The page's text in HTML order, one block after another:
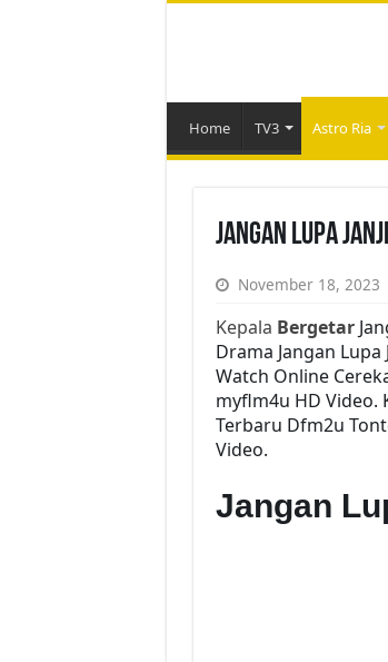
Home TV3 Astro Ria
Jangan Lupa
November 18, 2023
Kepala Bergetar
Drama Jangan
Watch Online
myflm4u HD Video.
Terbaru Dfm2u
Video.
Jangan